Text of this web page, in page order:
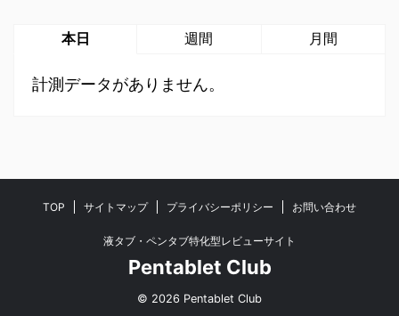
本日 週間 月間
計測データがありません。
TOP サイトマップ プライバシーポリシー お問い合わせ
液タブ・ペンタブ特化型レビューサイト
Pentablet Club
© 2026 Pentablet Club